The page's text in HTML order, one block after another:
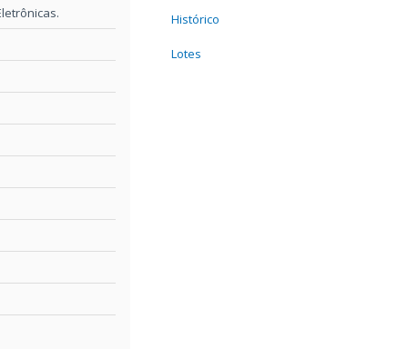
Histórico
Lotes